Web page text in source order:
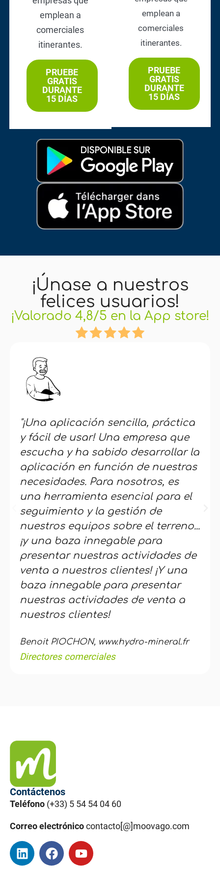
emplean a
comerciales
itinerantes.
PRUEBE
GRATIS
DURANTE
15 DÍAS
emplean a
comerciales
itinerantes.
PRUEBE
GRATIS
DURANTE
15 DÍAS
¡Únase a nuestros
felices usuarios!
¡Valorado 4,8/5 en la App store!
"¡Una aplicación sencilla, práctica
y fácil de usar! Una empresa que
escucha y ha sabido desarrollar la
aplicación en función de nuestras
necesidades. Para nosotros, es
una herramienta esencial para el
seguimiento y la gestión de
nuestros equipos sobre el terreno...
¡y una baza innegable para
presentar nuestras actividades de
venta a nuestros clientes! ¡Y una
baza innegable para presentar
nuestras actividades de venta a
nuestros clientes!
Benoit PIOCHON, www.hydro-mineral.fr
Directores comerciales
Contáctenos
Teléfono (+33) 5 54 54 04 60
Correo electrónicocontacto[@]moovago.com